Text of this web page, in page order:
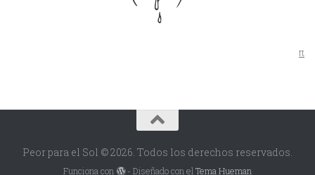
π
Peor para el Sol © 2026. Todos los derechos reservados.
Funciona con - Diseñado con el Tema Hueman